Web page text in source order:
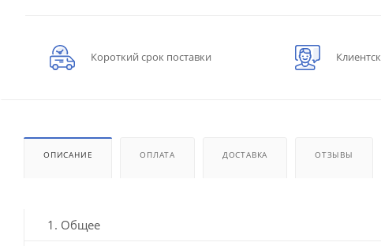
Короткий срок поставки
ОПИСАНИЕ ОПЛАТА ДОСТАВКА ОТЗЫВЫ
1. Общее